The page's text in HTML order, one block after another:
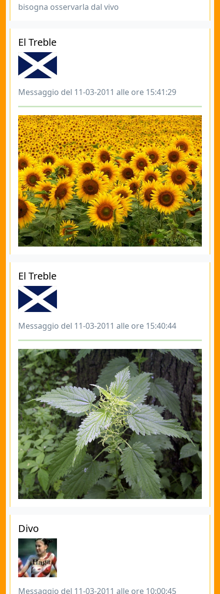
bisogna osservarla dal vivo
El Treble
Messaggio del 11-03-2011 alle ore 15:41:29
El Treble
Messaggio del 11-03-2011 alle ore 15:40:44
Divo
Messaggio del 11-03-2011 alle ore 10:00:45